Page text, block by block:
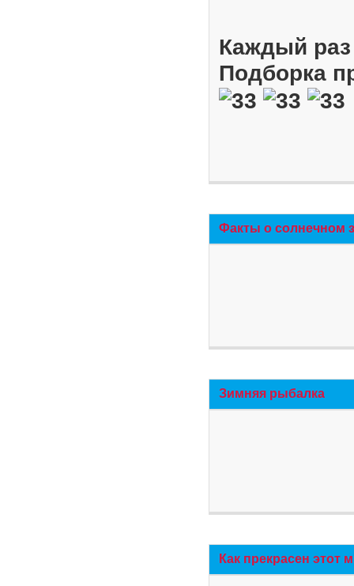
Каждый
Подборка
Факты о солнечном
Зимняя рыбалка
Как прекрасен этот